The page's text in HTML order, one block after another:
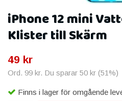
iPhone 12 mini
Klister till Skärm
49 kr
Ord. 99 kr. Du sparar 50 kr (51%)
Finns i lager för omgående